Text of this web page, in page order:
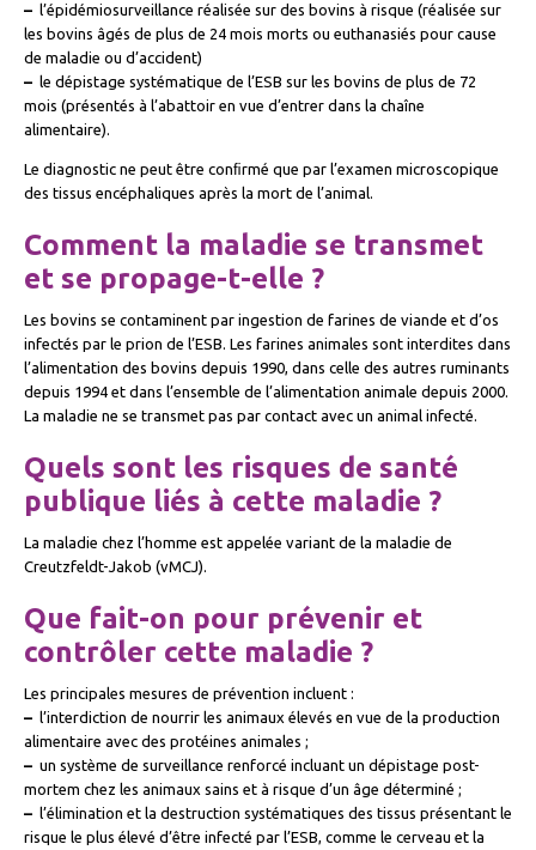
– l’épidémiosurveillance réalisée sur des bovins à risque (réalisée sur
les bovins âgés de plus de 24 mois morts ou euthanasiés pour cause
de maladie ou d’accident)
– le dépistage systématique de l’ESB sur les bovins de plus de 72
mois (présentés à l’abattoir en vue d’entrer dans la chaîne
alimentaire).
Le diagnostic ne peut être conﬁrmé que par l’examen microscopique
des tissus encéphaliques après la mort de l’animal.
Comment la maladie se transmet
et se propage-t-elle ?
Les bovins se contaminent par ingestion de farines de viande et d’os
infectés par le prion de l’ESB. Les farines animales sont interdites dans
l’alimentation des bovins depuis 1990, dans celle des autres ruminants
depuis 1994 et dans l’ensemble de l’alimentation animale depuis 2000.
La maladie ne se transmet pas par contact avec un animal infecté.
Quels sont les risques de santé
publique liés à cette maladie ?
La maladie chez l’homme est appelée variant de la maladie de
Creutzfeldt-Jakob (vMCJ).
Que fait-on pour prévenir et
contrôler cette maladie ?
Les principales mesures de prévention incluent :
– l’interdiction de nourrir les animaux élevés en vue de la production
alimentaire avec des protéines animales ;
– un système de surveillance renforcé incluant un dépistage post-
mortem chez les animaux sains et à risque d’un âge déterminé ;
– l’élimination et la destruction systématiques des tissus présentant le
risque le plus élevé d’être infecté par l’ESB, comme le cerveau et la